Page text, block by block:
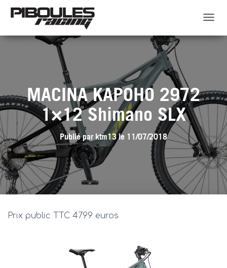
É
L
A
I
G
A
T
MACINA KAPOHO 2972
1×12 Shimano SLX
Publié par ktm13le 11/07/2018
Prix public TTC 4799 euros